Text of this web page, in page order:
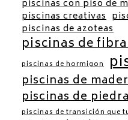
piscinas con piso de
piscinas creativas
piscinas de azoteas
piscinas de
piscinas de hormigon
piscinas de
piscinas de
piscinas de transición que